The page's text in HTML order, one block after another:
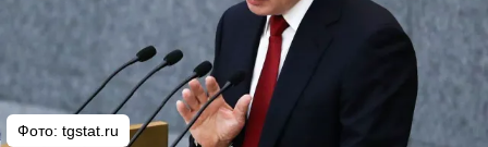
Фото: tgstat.ru